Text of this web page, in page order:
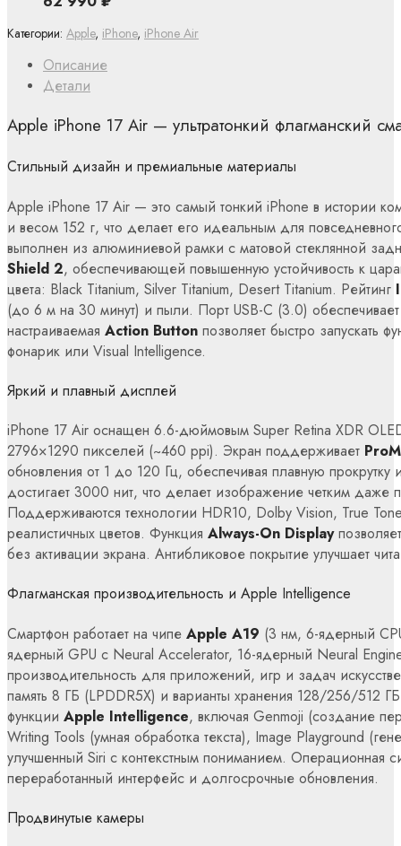
Описание
Детали
Apple iPhone 17 Air — ультратонкий флагманский
Стильный дизайн и премиальные материалы
Apple iPhone 17 Air — это самый тонкий iPhone в истории
и весом 152 г, что делает его идеальным для
выполнен из алюминиевой рамки с матовой стеклянной
Shield 2, обеспечивающей повышенную устойчивость к
цвета: Black Titanium, Silver Titanium, Desert Titanium. Рейтинг
(до 6 м на 30 минут) и пыли. Порт USB-C (3.0)
настраиваемая Action Button позволяет быстро запускать
фонарик или Visual Intelligence.
Яркий и плавный дисплей
iPhone 17 Air оснащен 6.6-дюймовым Super Retina XDR
2796×1290 пикселей (~460 ppi). Экран поддерживает
обновления от 1 до 120 Гц, обеспечивая плавную прокрутку
достигает 3000 нит, что делает изображение четким даже
Поддерживаются технологии HDR10, Dolby Vision, True
реалистичных цветов. Функция Always-On Display
без активации экрана. Антибликовое покрытие улучшает
Флагманская производительность и Apple Intelligence
Смартфон работает на чипе Apple A19 (3 нм, 6-ядерный
ядерный GPU с Neural Accelerator, 16-ядерный Neural
производительность для приложений, игр и задач
память 8 ГБ (LPDDR5X) и варианты хранения 128/256/512
функции Apple Intelligence, включая Genmoji (создание
Writing Tools (умная обработка текста), Image Playground
улучшенный Siri с контекстным пониманием. Операционная
переработанный интерфейс и долгосрочные обновления.
Продвинутые камеры
Категории: Apple, iPhone, iPhone Air